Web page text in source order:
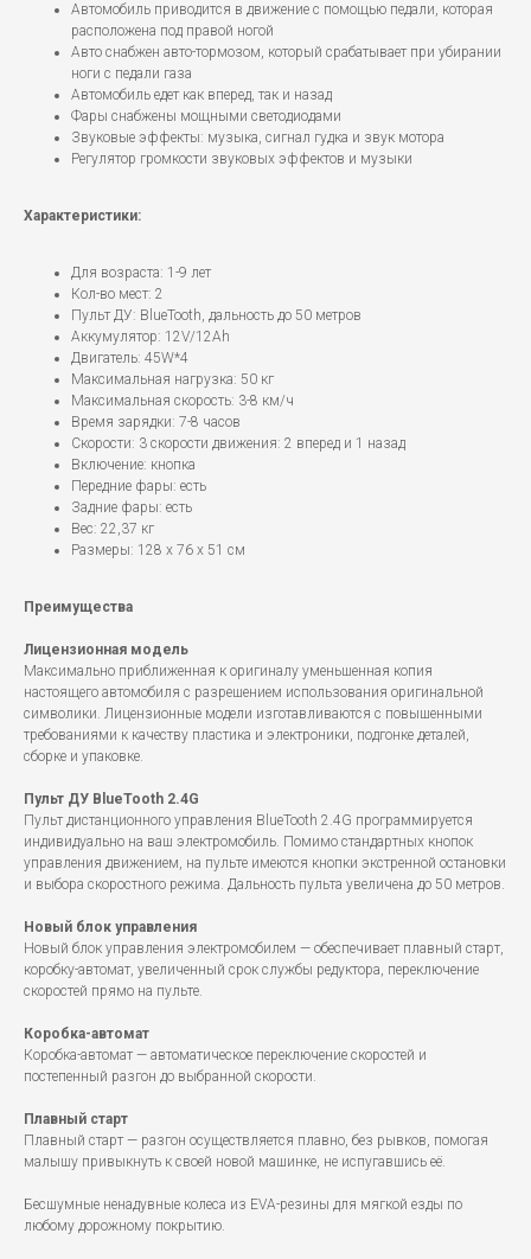
Автомобиль приводится в движение с помощью педали, которая
расположена под правой ногой
Авто снабжен авто-тормозом, который срабатывает при убирании
ноги с педали газа
Автомобиль едет как вперед, так и назад
Фары снабжены мощными светодиодами
Звуковые эффекты: музыка, сигнал гудка и звук мотора
Регулятор громкости звуковых эффектов и музыки
Характеристики:
Для возраста: 1-9 лет
Кол-во мест: 2
Пульт ДУ: BlueTooth, дальность до 50 метров
Аккумулятор: 12V/12Ah
Двигатель: 45W*4
Максимальная нагрузка: 50 кг
Максимальная скорость: 3-8 км/ч
Время зарядки: 7-8 часов
Скорости: 3 скорости движения: 2 вперед и 1 назад
Включение: кнопка
Передние фары: есть
Задние фары: есть
Вес: 22,37 кг
Размеры: 128 х 76 х 51 см
Преимущества
Лицензионная модель
Максимально приближенная к оригиналу уменьшенная копия
настоящего автомобиля с разрешением использования оригинальной
символики. Лицензионные модели изготавливаются с повышенными
требованиями к качеству пластика и электроники, подгонке деталей,
сборке и упаковке.
Пульт ДУ BlueTooth 2.4G
Пульт дистанционного управления BlueTooth 2.4G программируется
индивидуально на ваш электромобиль. Помимо стандартных кнопок
управления движением, на пульте имеются кнопки экстренной остановки
и выбора скоростного режима. Дальность пульта увеличена до 50 метров.
Новый блок управления
Новый блок управления электромобилем — обеспечивает плавный старт,
коробку-автомат, увеличенный срок службы редуктора, переключение
скоростей прямо на пульте.
Коробка-автомат
Коробка-автомат — автоматическое переключение скоростей и
постепенный разгон до выбранной скорости.
Плавный старт
Плавный старт — разгон осуществляется плавно, без рывков, помогая
малышу привыкнуть к своей новой машинке, не испугавшись её.
Бесшумные ненадувные колеса из EVA-резины для мягкой езды по
любому дорожному покрытию.